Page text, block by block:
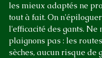
les mieux adaptés ne
tout à fait. On
l'efficacité des gants. Ne
plaignons pas : les
sèches, aucun risque de